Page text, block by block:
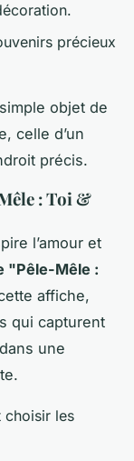
précieux
objet de
celle d’un
précis.
: Toi &
l’amour et
"Pêle-Mêle :
affiche,
qui capturent
une
choisir les